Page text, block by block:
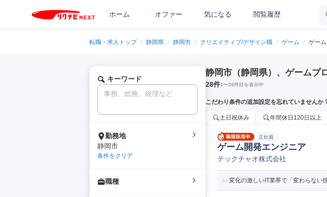
ホーム オファー 気になる 閲覧履歴
転職・求人トップ / 静岡県 / 静岡市 / クリエイティブ/デザイン職 / ゲーム / ゲー
キーワード
勤務地
静岡市
条件をクリア
職種
静岡市（静岡県）、ゲームプ
28件1〜28件目を表示中
こだわり条件の追加設定を忘れていませんか
土日祝休み 年間休日120日以上
正社員
ゲーム開発エンジニア
テックチャオ株式会社
変化の激しいIT業界で「変わらない